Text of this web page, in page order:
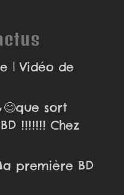
| Vidéo de
sort
!!!!!!! Chez
première BD